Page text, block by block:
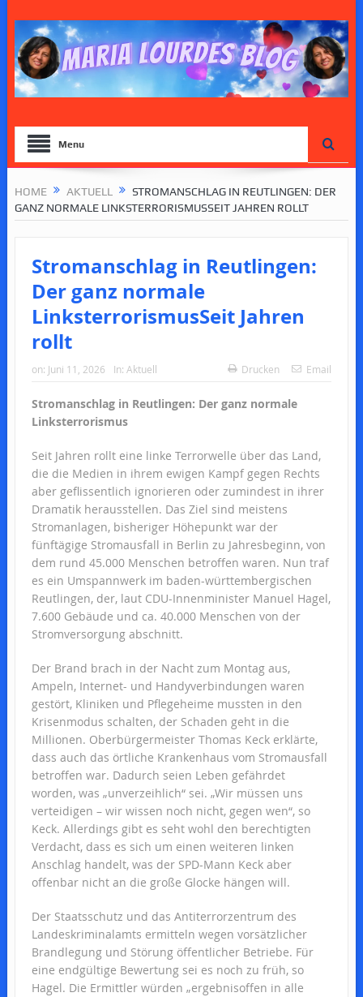
Menu
HOME AKTUELL
STROMANSCHLAG IN REUTLINGEN: DER
GANZ NORMALE LINKSTERRORISMUSSEIT JAHREN ROLLT
Stromanschlag in Reutlingen:
Der ganz normale
LinksterrorismusSeit Jahren
rollt
on: Juni 11, 2026 In: Aktuell Drucken Email
Stromanschlag in Reutlingen: Der ganz normale
Linksterrorismus
Seit Jahren rollt eine linke Terrorwelle über das Land,
die die Medien in ihrem ewigen Kampf gegen Rechts
aber geflissentlich ignorieren oder zumindest in ihrer
Dramatik herausstellen. Das Ziel sind meistens
Stromanlagen, bisheriger Höhepunkt war der
fünftägige Stromausfall in Berlin zu Jahresbeginn, von
dem rund 45.000 Menschen betroffen waren. Nun traf
es ein Umspannwerk im baden-württembergischen
Reutlingen, der, laut CDU-Innenminister Manuel Hagel,
7.600 Gebäude und ca. 40.000 Menschen von der
Stromversorgung abschnitt.
Der Brand brach in der Nacht zum Montag aus,
Ampeln, Internet- und Handyverbindungen waren
gestört, Kliniken und Pflegeheime mussten in den
Krisenmodus schalten, der Schaden geht in die
Millionen. Oberbürgermeister Thomas Keck erklärte,
dass auch das örtliche Krankenhaus vom Stromausfall
betroffen war. Dadurch seien Leben gefährdet
worden, was „unverzeihlich“ sei. „Wir müssen uns
verteidigen – wir wissen noch nicht, gegen wen“, so
Keck. Allerdings gibt es seht wohl den berechtigten
Verdacht, dass es sich um einen weiteren linken
Anschlag handelt, was der SPD-Mann Keck aber
offenbar nicht an die große Glocke hängen will.
Der Staatsschutz und das Antiterrorzentrum des
Landeskriminalamts ermitteln wegen vorsätzlicher
Brandlegung und Störung öffentlicher Betriebe. Für
eine endgültige Bewertung sei es noch zu früh, so
Hagel. Die Ermittler würden „ergebnisoffen in alle